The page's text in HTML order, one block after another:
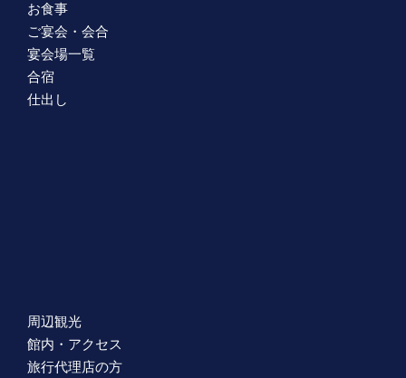
お食事
ご宴会・会合
宴会場一覧
合宿
仕出し
周辺観光
館内・アクセス
旅行代理店の方